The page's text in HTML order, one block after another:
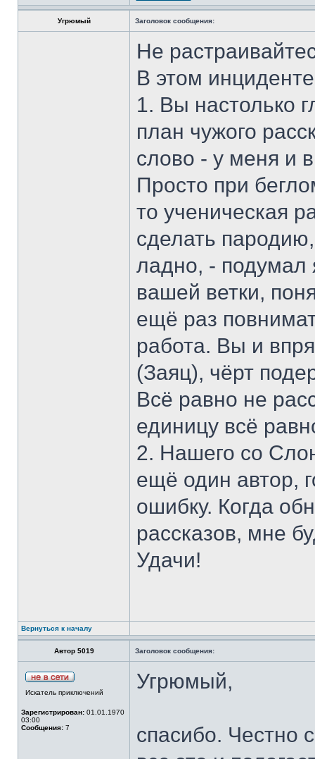
Угрюмый Заголовок сообщения:
Не
В этом
1. Вы настолько
план чужого
слово - у меня и
Просто при
то ученическая
сделать
ладно, - подумал
вашей ветки,
ещё раз
работа. Вы и
(Заяц), чёрт
Всё равно не
единицу всё
2. Нашего со
ещё один автор,
ошибку. Когда
рассказов, мне
Удачи!
Вернуться к началу
Автор 5019 Заголовок сообщения:
Искатель приключений
Зарегистрирован: 01.01.1970
03:00
Сообщения: 7
Угрюмый,
спасибо. Честно